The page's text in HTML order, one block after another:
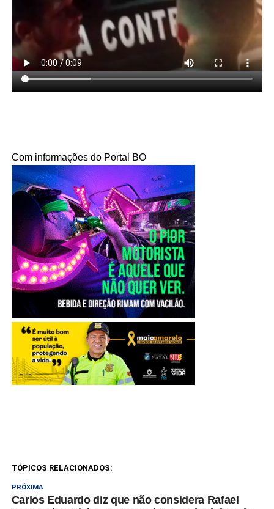
Com informações do Portal BO
TÓPICOS RELACIONADOS:
PRÓXIMA
Carlos Eduardo diz que não considera Rafael